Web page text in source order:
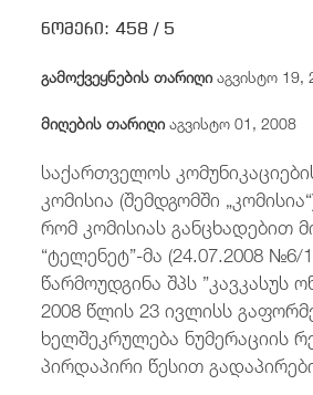
Eng / ქარ fb
ნომერი: 458 / 5
გამოქვეყნების თარიღიაგვისტო 19,
მიღების თარიღიაგვისტო 01, 2008
საქართველოს
კომისია (შემდგომში
რომ კომისიას განცხადებით
“ტელენეტ”-მა (24.07.2008 №6/
წარმოუდგინა შპს ”კავკასუს
2008 წლის 23 ივლისს
ხელშეკრულება ნუმერაციის
პირდაპირი წესით